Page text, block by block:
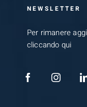
NEWSLETTER
Per rimanere
cliccando qui